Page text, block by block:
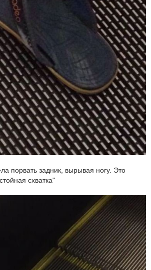
порвать задник, вырывая ногу. Это
схватка"